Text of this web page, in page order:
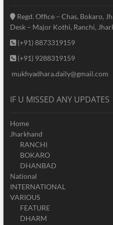
Regd. Office – Chas, Bokaro,
Desk – Major Kothi, Ranchi,
(+91) 8873319159
(+91) 9288319159
mukhyadhara.daily@gmail.com
IF U MISSED ANY UPDATES
Home
Jharkhand
RANCHI
BOKARO
DHANBAD
National
INTERNATIONAL
VARIOUS
FEATURE
DHARM